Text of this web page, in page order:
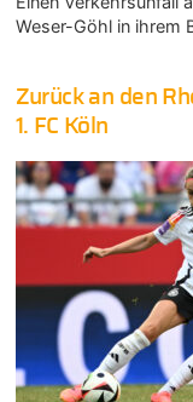
Weser-Göhl in ihrem
Zurück an den
1. FC Köln